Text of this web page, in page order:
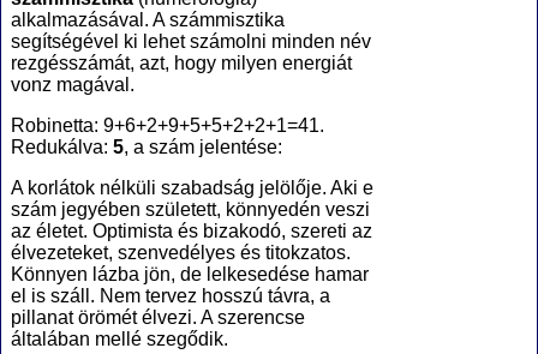
alkalmazásával. A számmisztika
segítségével ki lehet számolni minden név
rezgésszámát, azt, hogy milyen energiát
vonz magával.
Robinetta: 9+6+2+9+5+5+2+2+1=41.
Redukálva: 5, a szám jelentése:
A korlátok nélküli szabadság jelölője. Aki e
szám jegyében született, könnyedén veszi
az életet. Optimista és bizakodó, szereti az
élvezeteket, szenvedélyes és titokzatos.
Könnyen lázba jön, de lelkesedése hamar
el is száll. Nem tervez hosszú távra, a
pillanat örömét élvezi. A szerencse
általában mellé szegődik.